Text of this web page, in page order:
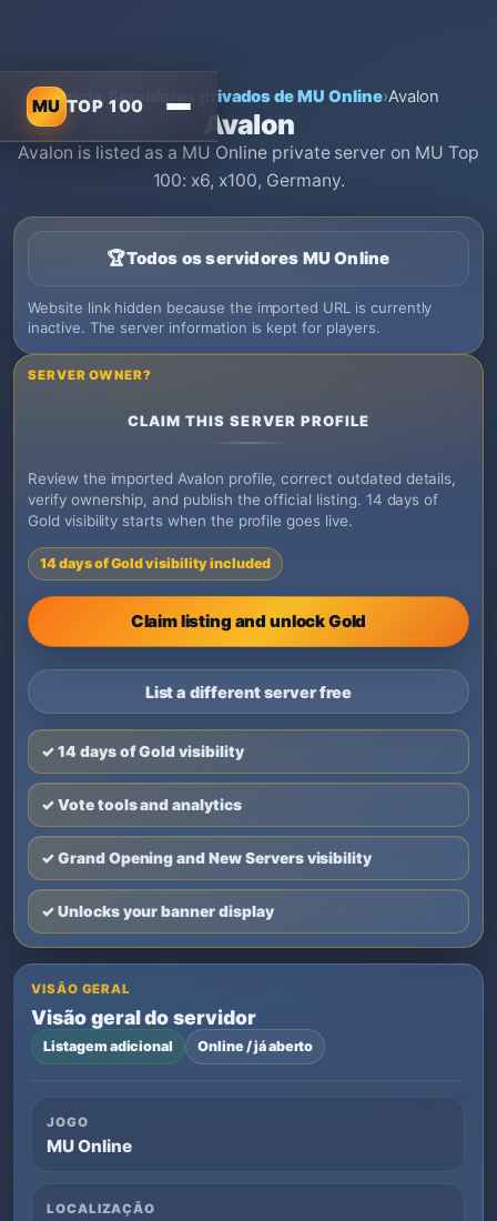
MU TOP 100
Início Servidores privados de MU Online›Avalon
Avalon
Avalon is listed as a MU Online private server on MU Top
100: x6, x100, Germany.
🏆Todos os servidores MU Online
Website link hidden because the imported URL is currently
inactive. The server information is kept for players.
SERVER OWNER?
CLAIM THIS SERVER PROFILE
Review the imported Avalon profile, correct outdated details,
verify ownership, and publish the official listing. 14 days of
Gold visibility starts when the profile goes live.
14 days of Gold visibility included
Claim listing and unlock Gold
List a different server free
✓ 14 days of Gold visibility
✓ Vote tools and analytics
✓ Grand Opening and New Servers visibility
✓ Unlocks your banner display
VISÃO GERAL
Visão geral do servidor
Listagem adicional Online / já aberto
JOGO
MU Online
LOCALIZAÇÃO